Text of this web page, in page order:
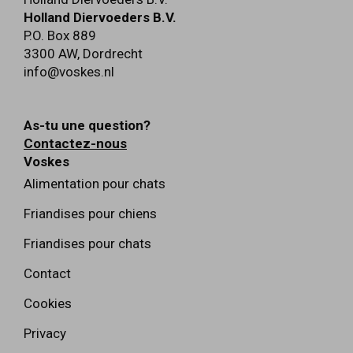
Holland Diervoeders B.V.
P.O. Box 889
3300 AW, Dordrecht
info@voskes.nl
As-tu une question?
Contactez-nous
Voskes
Alimentation pour chats
Friandises pour chiens
Friandises pour chats
Contact
Cookies
Privacy